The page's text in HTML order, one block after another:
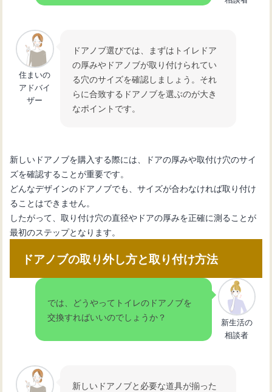
住まいの
アドバイ
ザー
ドアノブ選びでは、まずはトイレドア
の厚みやドアノブが取り付けられてい
る穴のサイズを確認しましょう。それ
らに合致するドアノブを選ぶのが大き
なポイントです。
新しいドアノブを購入する際には、ドアの厚みや取付け穴のサイ
ズを確認することが重要です。
どんなデザインのドアノブでも、サイズが合わなければ取り付け
ることはできません。
したがって、取り付け穴の直径やドアの厚みを正確に測ることが
最初のステップとなります。
ドアノブの取り外し方と取り付け方法
では、どうやってトイレのドアノブを
交換すればいいのでしょうか？
新生活の
相談者
新しいドアノブと必要な道具が揃った